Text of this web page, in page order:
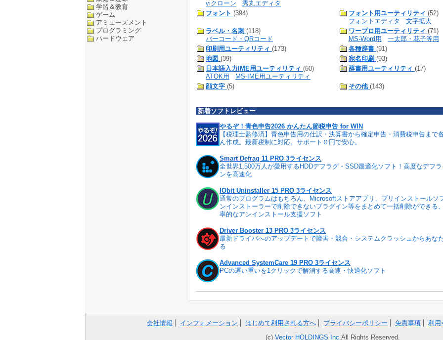
学習＆教育
ゲーム
アミューズメント
プログラミング
ハードウェア
viクローン
秀丸エディタ
フォント (394) フォント用ユーティリティ (52)
フォントエディタ
文字拡大
ラベル・名刺 (118)
バーコード・QRコード
ワープロ用ユーティリティ (71)
MS-Word用
一太郎・花子等用
印刷用ユーティリティ (173) 各種辞書 (91)
地図 (39) 宛名印刷 (93)
日本語入力IME用ユーティリティ (60)
ATOK用
MS-IME用ユーティリティ
辞書用ユーティリティ (17)
顔文字 (5) その他 (143)
新着ソフトレビュー
やるぞ！青色申告2026 かんたん節税申告 for WIN
【税理士監修済】青色申告用の仕訳・決算書から確定申告・消費税申告まで
ん作成。最新税制に対応。サポート０円で安心。
Smart Defrag 11 PRO 3ライセンス
全世界1,500万人が愛用するHDDデフラグ・SSD最適化ソフト！高度なデフ
ンを高速化
IObit Uninstaller 15 PRO 3ライセンス
通常のプログラムはもちろん、Microsoftストアアプリ、プリインストールソ
ンインストーラーで削除できないプラグイン等をまとめて一括削除ができる
率的なアンインストール支援ソフト
Driver Booster 13 PRO 3ライセンス
最新ドライバへのアップデートで障害・競合・システムクラッシュからあな
る
Advanced SystemCare 19 PRO 3ライセンス
PCの遅い重いを1クリックで解消する高速・快適化ソフト
会社情報 インフォメーション はじめて利用される方へ プライバシーポリシー 免責事項
利用
(c) Vector HOLDINGS Inc. All Rights Reserved.